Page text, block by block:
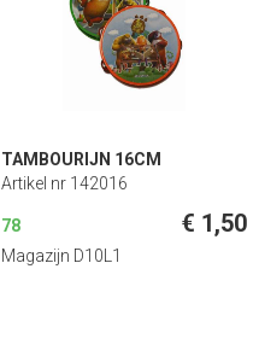
TAMBOURIJN 16CM
Artikel nr 142016
78 € 1,50
Magazijn D10L1